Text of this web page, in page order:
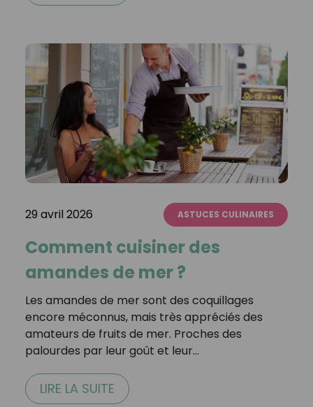
29 avril 2026 ASTUCES CULINAIRES
Comment cuisiner des
amandes de mer ?
Les amandes de mer sont des coquillages
encore méconnus, mais très appréciés des
amateurs de fruits de mer. Proches des
palourdes par leur goût et leur…
LIRE LA SUITE